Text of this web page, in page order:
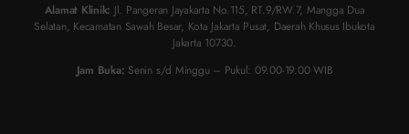
Alamat Klinik: Jl. Pangeran Jayakarta No.115, RT.9/RW.7, Mangga Dua
Selatan, Kecamatan Sawah Besar, Kota Jakarta Pusat, Daerah Khusus Ibukota
Jakarta 10730.
Jam Buka: Senin s/d Minggu – Pukul: 09.00-19.00 WIB